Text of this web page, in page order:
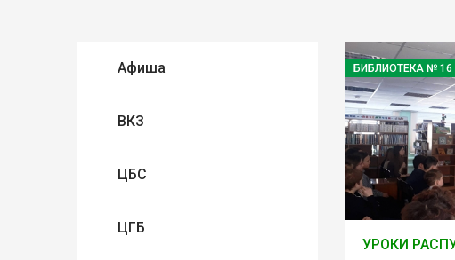
Афиша
ВКЗ
ЦБС
ЦГБ
БИБЛИОТЕКА № 16
УРОКИ